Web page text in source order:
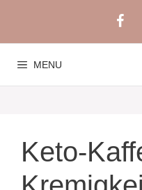
content
MENU
Keto-